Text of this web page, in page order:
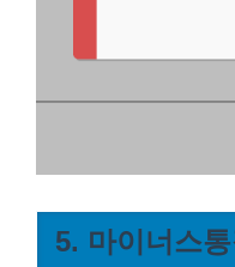
5. 마이너스